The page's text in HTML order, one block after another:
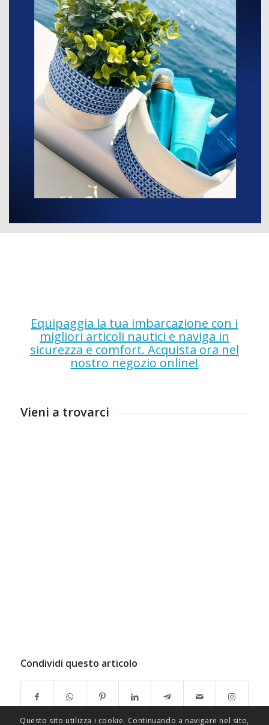
Equipaggia la tua imbarcazione con i
migliori articoli nautici e naviga in
sicurezza e comfort. Acquista ora nel
nostro negozio online!
Vieni a trovarci
Condividi questo articolo
Questo sito utilizza i cookie. Continuando a navigare nel sito,